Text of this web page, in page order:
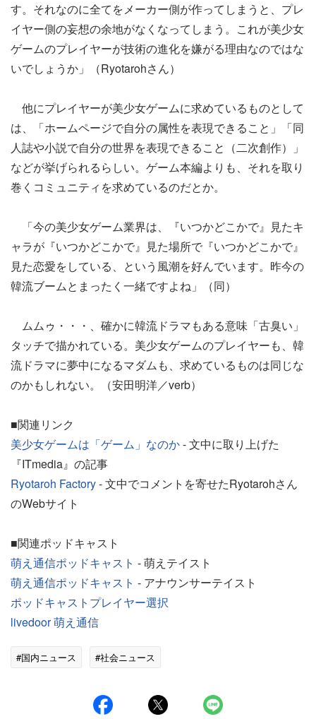
す。それなのに全てをメーカー側が作ってしまうと、プレ
イヤー側の妄想の余地がなくなってしまう。これが美少女
ゲームのプレイヤーが技術の進化を嫌がる理由なのではな
いでしょうか」（Ryotarohさん）
他にプレイヤーが美少女ゲームに求めているものとして
は、「ホームページで自分の属性を表現できること」「同
人誌や小説で自分の世界を表現できること（二次創作）」
などが挙げられるらしい。ゲーム本編よりも、それを取り
巻くコミュニティを求めているのだとか。
「今の美少女ゲーム業界は、『いつかどこかで』見たキ
ャラが『いつかどこかで』見た場所で『いつかどこかで』
見た恋愛をしている、という風潮を好んでいます。昨今の
韓流ブームとまったく一緒ですよね」（同）
ムムゥ・・・、確かに韓流ドラマもある意味「古臭い」
タッチで描かれている。美少女ゲームのプレイヤーも、韓
流ドラマに夢中になるマダムも、求めているものは同じな
のかもしれない。（安田明洋／verb）
■関連リンク
美少女ゲームは「ゲーム」なのか- 文中に取り上げた
『ITmedia』の記事
Ryotaroh Factory- 文中でコメントを寄せたRyotarohさん
のWebサイト
■関連ポッドキャスト
萌え通信ポッドキャスト - 萌えテイスト
萌え通信ポッドキャスト - アナウンサーテイスト
ポッドキャストプレイヤー選択
livedoor 萌え通信
#国内ニュース #社会ニュース